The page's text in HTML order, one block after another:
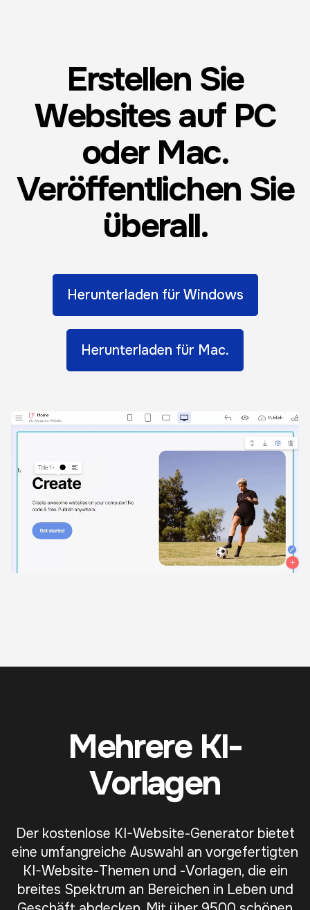
Erstellen Sie
Websites auf PC
oder Mac.
Veröffentlichen Sie
überall.
Herunterladen für Windows
Herunterladen für Mac.
Mehrere KI-
Vorlagen
Der kostenlose KI-Website-Generator bietet
eine umfangreiche Auswahl an vorgefertigten
KI-Website-Themen und -Vorlagen, die ein
breites Spektrum an Bereichen in Leben und